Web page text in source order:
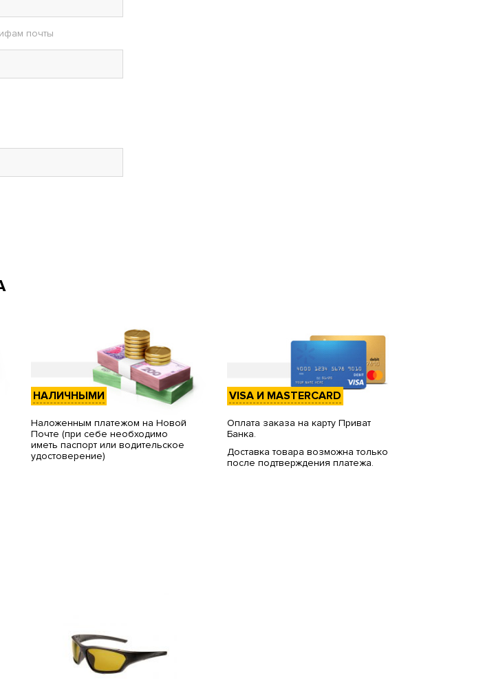
почты
НАЛИЧНЫМИ
Наложенным платежом на Новой
Почте (при себе необходимо
иметь паспорт или водительское
удостоверение)
VISA И MASTERCARD
Оплата заказа на карту Приват
Банка.
Доставка товара возможна только
после подтверждения платежа.